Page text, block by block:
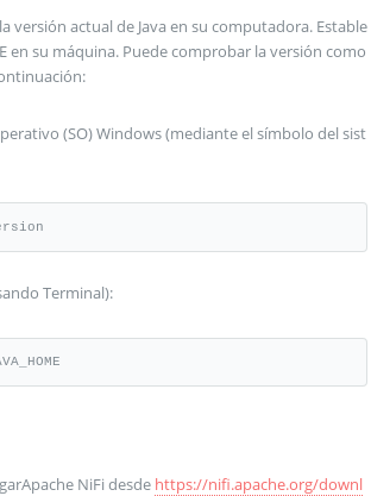
versión actual de Java en su computadora. Estable
en su máquina. Puede comprobar la versión como
(SO) Windows (mediante el símbolo del sist
Terminal):
NiFi desde https://nifi.apache.org/downl